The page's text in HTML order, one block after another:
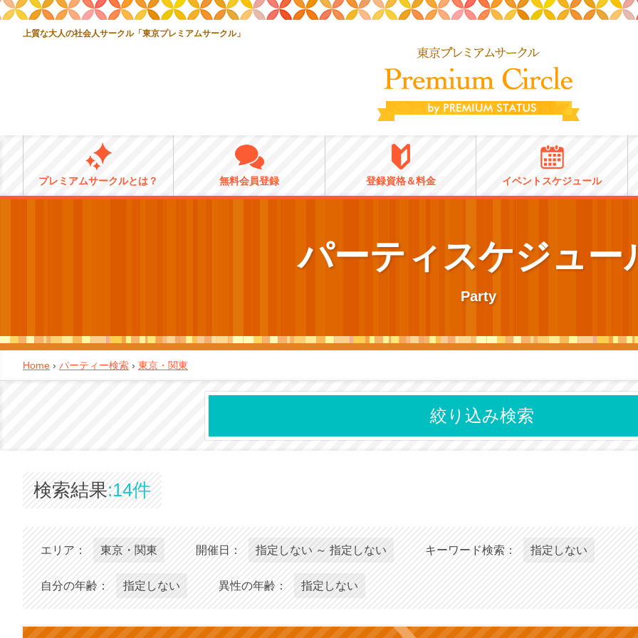
上質な大人の社会人サークル「東京プレミアムサークル」
プレミアムサークルとは？ 無料会員登録 登録資格＆料金 イベントスケジュール
パーティスケジュー
Party
Home › パーティー検索 › 東京・関東
絞り込み検索
検索結果 14件
エリア： 東京・関東 開催日： 指定しない ～ 指定しない キーワード検索： 指定しない
自分の年齢： 指定しない 異性の年齢： 指定しない